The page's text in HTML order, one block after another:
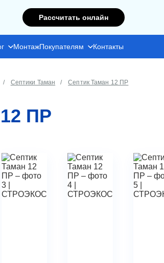
Рассчитать онлайн
МонтажПокупателям Контакты
Септики Таман Септик Таман 12 ПР
ПР